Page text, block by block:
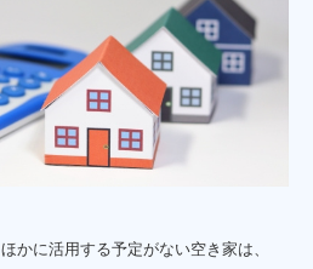
かに活用する予定がない空き家は、